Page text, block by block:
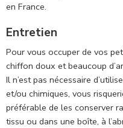
en France.
Entretien
Pour vous occuper de vos
chiffon doux et beaucoup
Il n’est pas nécessaire
et/ou chimiques, vous
préférable de les conserver
tissu ou dans une boîte, à